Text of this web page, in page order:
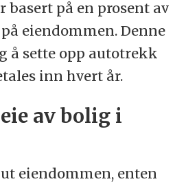
basert på en prosent av
eiendommen. Denne
å sette opp autotrekk
inn hvert år.
av bolig i
eiendommen, enten